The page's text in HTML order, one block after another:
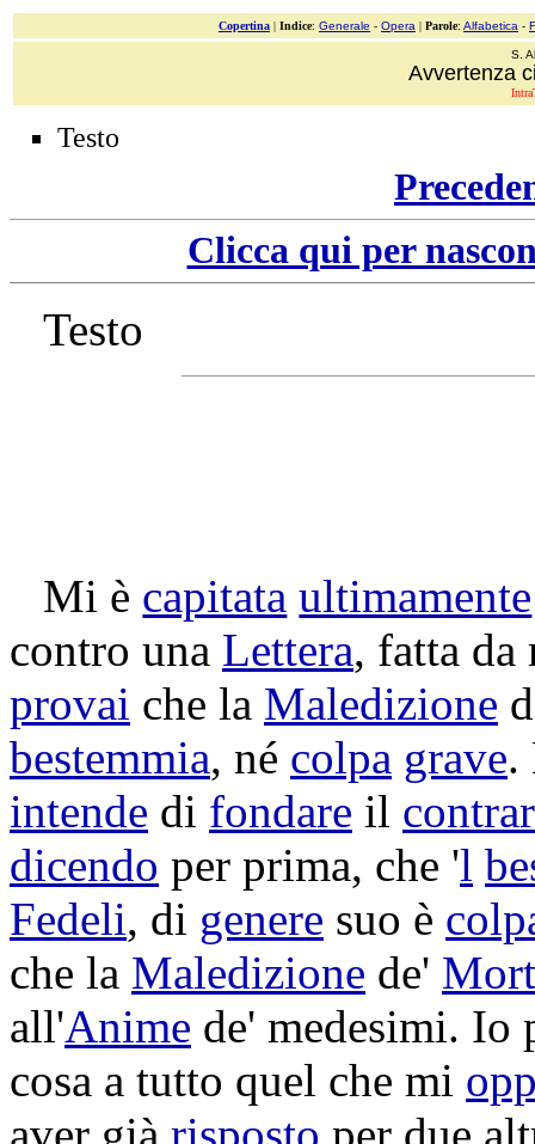
Copertina | Indice: Generale - Opera | Parole: Alfabetica -
S.
Avvertenza
Testo
Clicca qui per
Testo
Mi è capitata ultimamente
contro una Lettera, fatta da
provai che la Maledizione
bestemmia, né colpa grave.
intende di fondare il
dicendo per prima, che 'l
Fedeli, di genere suo è
che la Maledizione de'
all'Anime de' medesimi. Io
cosa a tutto quel che mi